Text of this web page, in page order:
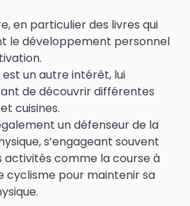
en particulier des livres qui
le développement personnel
un autre intérêt, lui
de découvrir différentes
cuisines.
un défenseur de la
s’engageant souvent
activités comme la course à
cyclisme pour maintenir sa